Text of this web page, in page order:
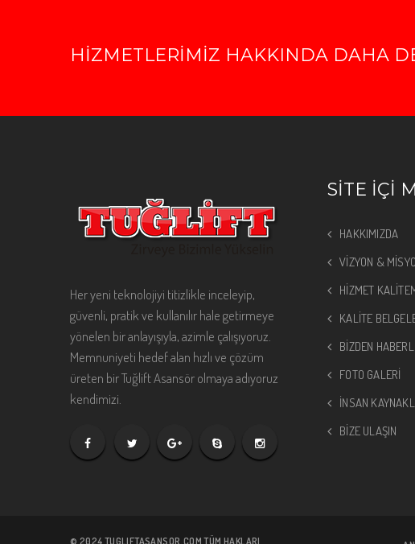
HİZMETLERİMİZ HAKKINDA DAHA
Her yeni teknolojiyi titizlikle inceleyip,
güvenli, pratik ve kullanılır hale getirmeye
yönelen bir anlayışıyla, azimle çalışıyoruz.
Memnuniyeti hedef alan hızlı ve çözüm
üreten bir Tuğlift Asansör olmaya adıyoruz
kendimizi.
SİTE İÇİ
HAKKIMIZDA
VİZYON &
HİZMET
KALİTE
BİZDEN
FOTO GALERİ
İNSAN
BİZE ULAŞIN
© 2024 TUGLIFTASANSOR.COM TÜM HAKLARI